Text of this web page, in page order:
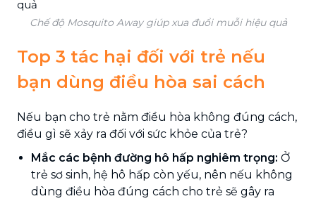
Chế độ Mosquito Away giúp xua đuổi muỗi hiệu quả
Top 3 tác hại đối với trẻ nếu
bạn dùng điều hòa sai cách
Nếu bạn cho trẻ nằm điều hòa không đúng cách,
điều gì sẽ xảy ra đối với sức khỏe của trẻ?
Mắc các bệnh đường hô hấp nghiêm trọng: Ở
trẻ sơ sinh, hệ hô hấp còn yếu, nên nếu không
dùng điều hòa đúng cách cho trẻ sẽ gây ra